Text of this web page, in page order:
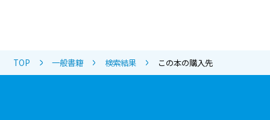
TOP 一般書籍 検索結果 この本の購入先